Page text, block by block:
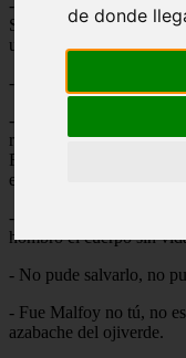
de donde
- Ja, ja, ja- rió fríamente
Sabeís lo que he odiado
un beso de un dementor.
- Por qué no me mató a
- Tienes que ser fuerte
rojos, eso había sido el
Ron era como su
embarazada y Ron ni
- Harry!!!- gritó una
hombro el cuerpo sin
- No pude salvarlo, no
- Fue Malfoy no tú, no
azabache del ojiverde.